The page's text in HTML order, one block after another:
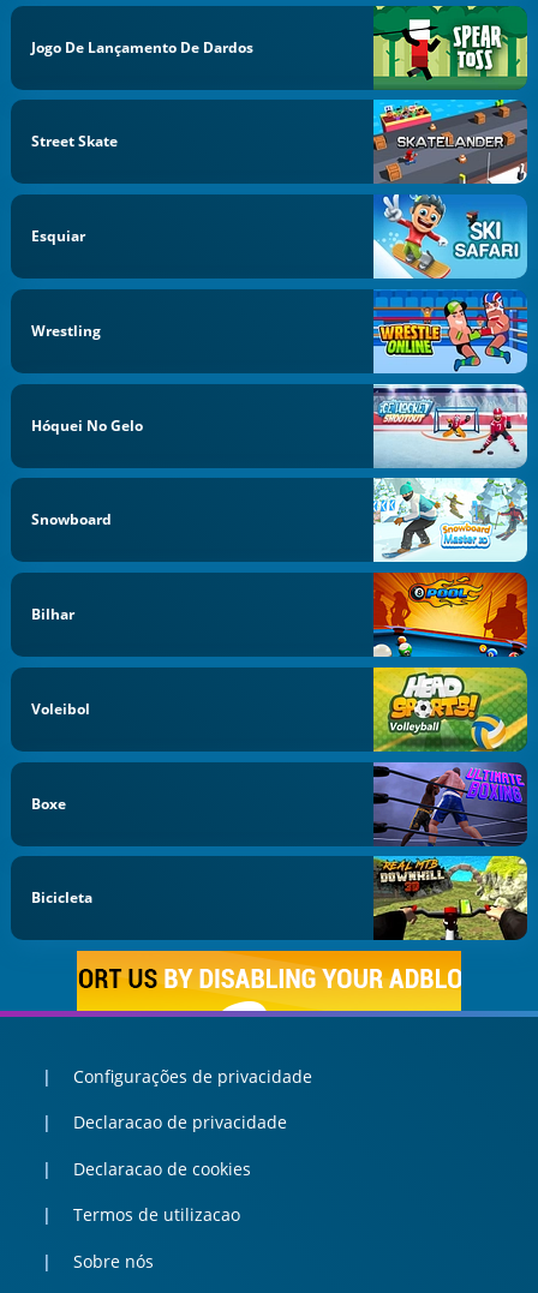
Jogo De Lançamento De Dardos
Street Skate
Esquiar
Wrestling
Hóquei No Gelo
Snowboard
Bilhar
Voleibol
Boxe
Bicicleta
Configurações de privacidade
Declaracao de privacidade
Declaracao de cookies
Termos de utilizacao
Sobre nós